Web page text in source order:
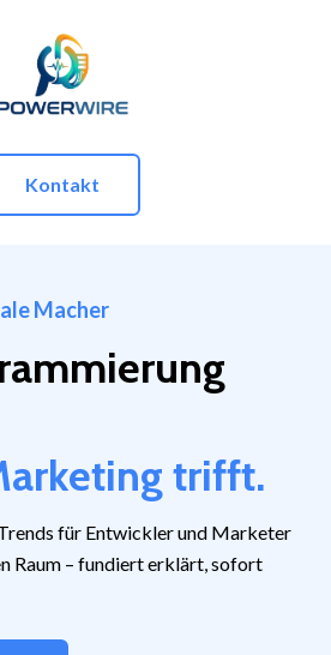
Kontakt
Macher
trifft.
für Entwickler und Marketer
Raum – fundiert erklärt, sofort